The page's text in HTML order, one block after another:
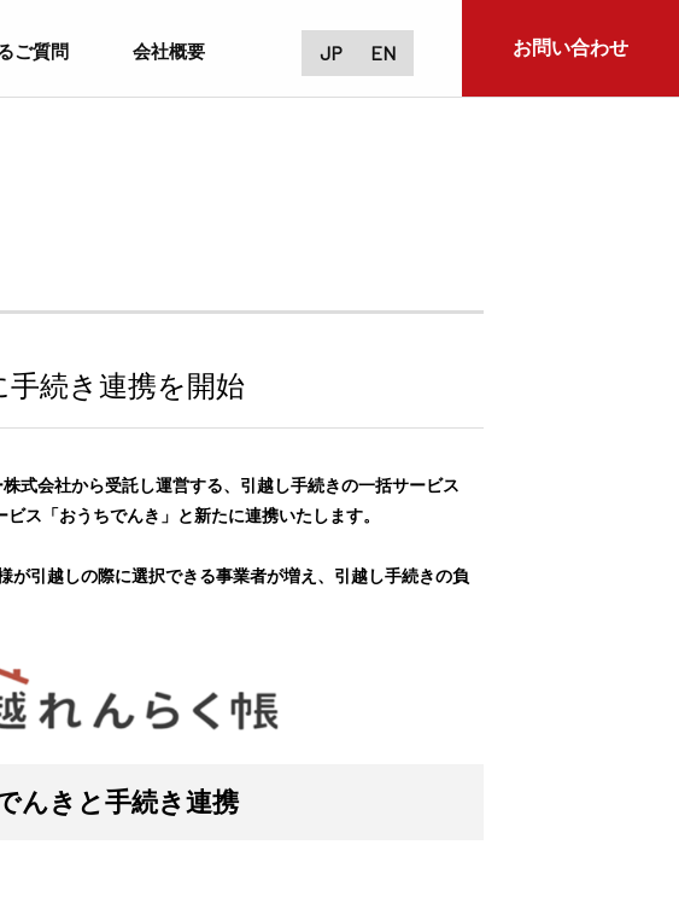
ご質問 会社概要 JP EN お問い合わせ
続き連携を開始
式会社から受託し運営する、引越し手続きの一括サービス
ス「おうちでんき」と新たに連携いたします。
引越しの際に選択できる事業者が増え、引越し手続きの負
んきと手続き連携